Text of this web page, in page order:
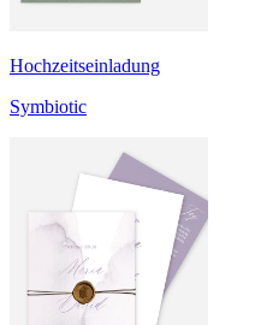
Hochzeitseinladung
Symbiotic